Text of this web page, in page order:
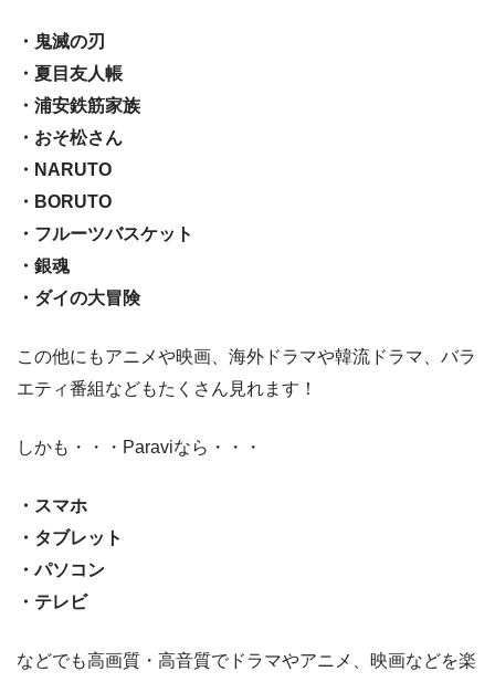
・鬼滅の刃
・夏目友人帳
・浦安鉄筋家族
・おそ松さん
・NARUTO
・BORUTO
・フルーツバスケット
・銀魂
・ダイの大冒険
この他にもアニメや映画、海外ドラマや韓流ドラマ、バラ
エティ番組などもたくさん見れます！
しかも・・・Paraviなら・・・
・スマホ
・タブレット
・パソコン
・テレビ
などでも高画質・高音質でドラマやアニメ、映画などを楽